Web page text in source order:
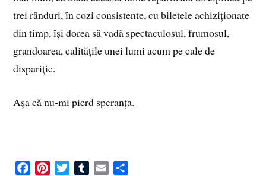
trei rânduri, în cozi consistente, cu biletele achiziționate
din timp, își dorea să vadă spectaculosul, frumosul,
grandoarea, calitățile unei lumi acum pe cale de
dispariție.
Așa că nu-mi pierd speranța.